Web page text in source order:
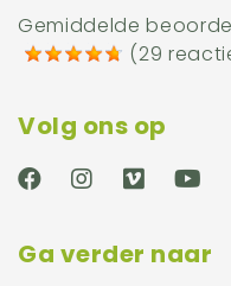
Gemiddelde
(29
Volg ons op
Ga verder naar